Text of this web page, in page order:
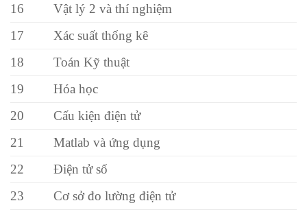
16
Vật lý 2 và thí nghiệm
17
Xác suất thống kê
18
Toán Kỹ thuật
19
Hóa học
20
Cấu kiện điện tử
21
Matlab và ứng dụng
22
Điện tử số
23
Cơ sở đo lường điện tử